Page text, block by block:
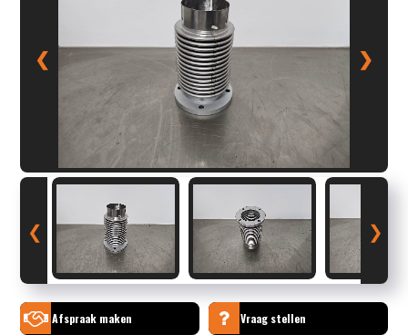
❮ ❯
❮ ❯
Afspraak maken Vraag stellen